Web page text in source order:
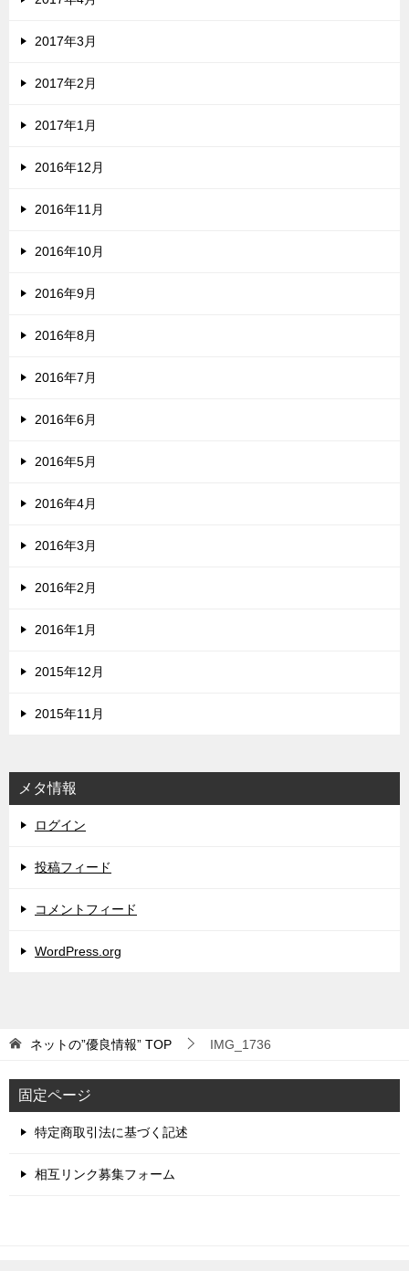
2017年3月
2017年2月
2017年1月
2016年12月
2016年11月
2016年10月
2016年9月
2016年8月
2016年7月
2016年6月
2016年5月
2016年4月
2016年3月
2016年2月
2016年1月
2015年12月
2015年11月
メタ情報
ログイン
投稿フィード
コメントフィード
WordPress.org
ネットの”優良情報” TOP IMG_1736
固定ページ
特定商取引法に基づく記述
相互リンク募集フォーム